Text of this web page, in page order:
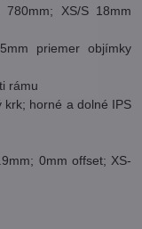
XS/S 18mm
priemer objímky
rámu
krk; horné a dolné IPS
0mm offset; XS-